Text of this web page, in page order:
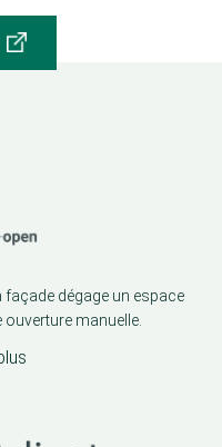
façade dégage un espace
manuelle.